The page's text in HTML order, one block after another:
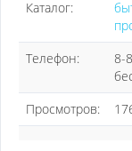
Каталог:
Телефон:
8-
Просмотров: